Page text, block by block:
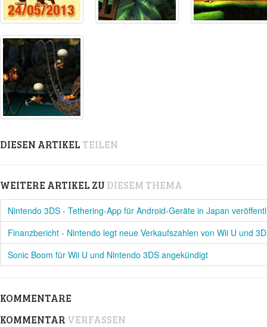
DIESEN ARTIKEL TEILEN
WEITERE ARTIKEL ZU DIESEM THEMA
Nintendo 3DS - Tethering-App für Android-Geräte in Japan
Finanzbericht - Nintendo legt neue Verkaufszahlen von Wii U und
Sonic Boom für Wii U und Nintendo 3DS angekündigt
KOMMENTARE
KOMMENTAR VERFASSEN